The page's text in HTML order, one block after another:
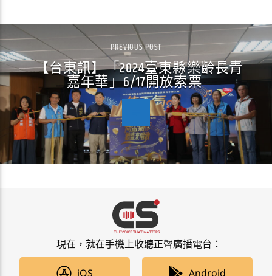
PREVIOUS POST
【台東訊】「2024臺東縣樂齡長青
嘉年華」6/17開放索票
現在，就在手機上收聽正聲廣播電台：
iOS Android